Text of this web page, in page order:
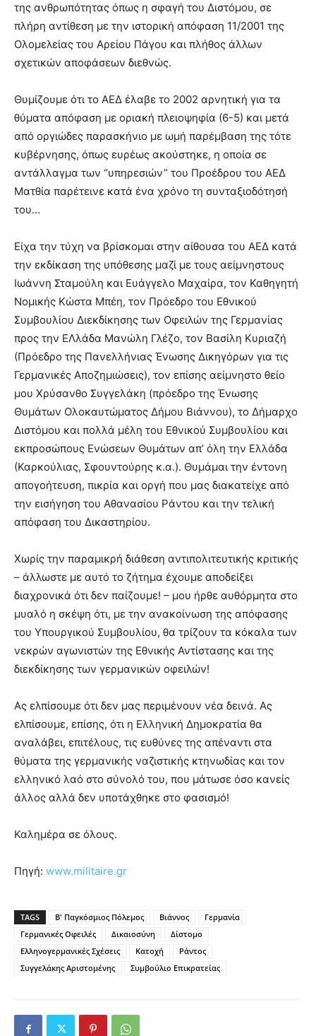
της ανθρωπότητας όπως η σφαγή του Διστόμου, σε
πλήρη αντίθεση με την ιστορική απόφαση 11/2001 της
Ολομελείας του Αρείου Πάγου και πλήθος άλλων
σχετικών αποφάσεων διεθνώς.
Θυμίζουμε ότι το ΑΕΔ έλαβε το 2002 αρνητική για τα
θύματα απόφαση με οριακή πλειοψηφία (6-5) και μετά
από οργιώδες παρασκήνιο με ωμή παρέμβαση της τότε
κυβέρνησης, όπως ευρέως ακούστηκε, η οποία σε
αντάλλαγμα των “υπηρεσιών” του Προέδρου του ΑΕΔ
Ματθία παρέτεινε κατά ένα χρόνο τη συνταξιοδότησή
του…
Είχα την τύχη να βρίσκομαι στην αίθουσα του ΑΕΔ κατά
την εκδίκαση της υπόθεσης μαζί με τους αείμνηστους
Ιωάννη Σταμούλη και Ευάγγελο Μαχαίρα, τον Καθηγητή
Νομικής Κώστα Μπέη, τον Πρόεδρο του Εθνικού
Συμβουλίου Διεκδίκησης των Οφειλών της Γερμανίας
προς την ΕΛλάδα Μανώλη Γλέζο, τον Βασίλη Κυριαζή
(Πρόεδρο της Πανελλήνιας Ένωσης Δικηγόρων για τις
Γερμανικές Αποζημιώσεις), τον επίσης αείμνηστο θείο
μου Χρύσανθο Συγγελάκη (πρόεδρο της Ένωσης
Θυμάτων Ολοκαυτώματος Δήμου Βιάννου), το Δήμαρχο
Διστόμου και πολλά μέλη του Εθνικού Συμβουλίου και
εκπροσώπους Ενώσεων Θυμάτων απ’ όλη την Ελλάδα
(Καρκούλιας, Σφουντούρης κ.α.). Θυμάμαι την έντονη
απογοήτευση, πικρία και οργή που μας διακατείχε από
την εισήγηση του Αθανασίου Ράντου και την τελική
απόφαση του Δικαστηρίου.
Χωρίς την παραμικρή διάθεση αντιπολιτευτικής κριτικής
– άλλωστε με αυτό το ζήτημα έχουμε αποδείξει
διαχρονικά ότι δεν παίζουμε! – μου ήρθε αυθόρμητα στο
μυαλό η σκέψη ότι, με την ανακοίνωση της απόφασης
του Υπουργικού Συμβουλίου, θα τρίζουν τα κόκαλα των
νεκρών αγωνιστών της Εθνικής Αντίστασης και της
διεκδίκησης των γερμανικών οφειλών!
Ας ελπίσουμε ότι δεν μας περιμένουν νέα δεινά. Ας
ελπίσουμε, επίσης, ότι η Ελληνική Δημοκρατία θα
αναλάβει, επιτέλους, τις ευθύνες της απέναντι στα
θύματα της γερμανικής ναζιστικής κτηνωδίας και τον
ελληνικό λαό στο σύνολό του, που μάτωσε όσο κανείς
άλλος αλλά δεν υποτάχθηκε στο φασισμό!
Καλημέρα σε όλους.
Πηγή: www.militaire.gr
TAGS Β' Παγκόσμιος Πόλεμος Βιάννος
Γερμανία
Γερμανικές Οφειλές
Δικαιοσύνη
Δίστομο
Ελληνογερμανικές Σχέσεις
Κατοχή
Ράντος
Συγγελάκης Αριστομένης
Συμβούλιο Επικρατείας